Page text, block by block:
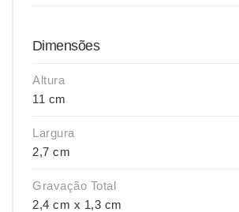
Dimensões
Altura
11 cm
Largura
2,7 cm
Gravação Total
2,4 cm x 1,3 cm